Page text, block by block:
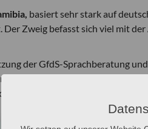
basiert sehr stark auf
Zweig befasst sich viel mit
der GfdS-Sprachberatung
wie die deutsche Sprache auf
befördert wird.